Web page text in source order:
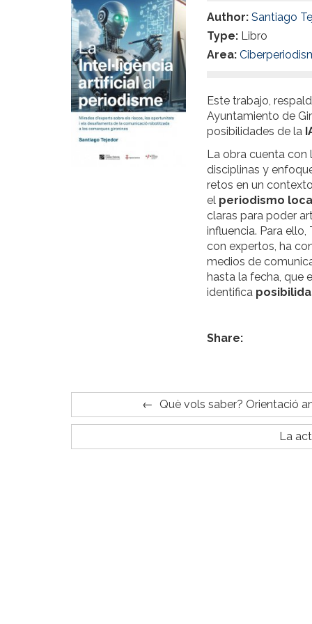
Author: Santiago
Type: Libro
Area:
Este trabajo,
Ayuntamiento de
posibilidades de la
La obra cuenta con
disciplinas y
retos en un
el periodismo
claras para poder
influencia. Para
con expertos, ha
medios de
hasta la fecha, que
identifica
Share:
Què vols saber? Orientació
La